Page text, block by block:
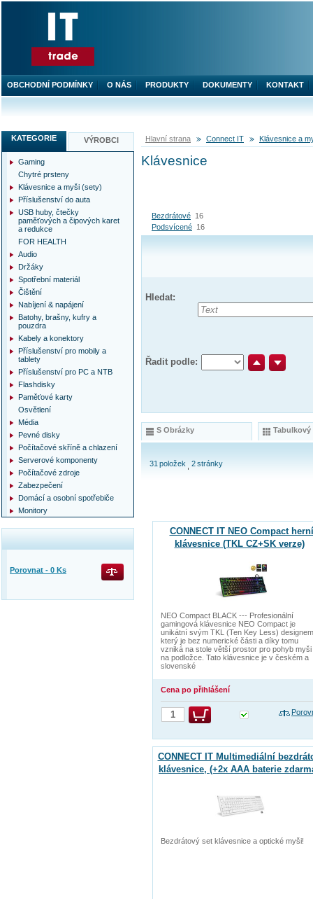
Hlavní strana Connect IT Klávesnice a
Klávesnice
Bezdrátové 16
Podsvícené 16
Hledat:
Řadit podle:
S Obrázky Tabulkový
31 položek 2stránky
CONNECT IT NEO Compact herní
klávesnice (TKL CZ+SK verze)
NEO Compact BLACK --- Profesionální
gamingová klávesnice NEO Compact je
unikátní svým TKL (Ten Key Less)
který je bez numerické části a díky tomu
vzniká na stole větší prostor pro pohyb myši
na podložce. Tato klávesnice je v českém a
slovenské
Cena po přihlášení
CONNECT IT Multimediální
klávesnice, (+2x AAA baterie
Bezdrátový set klávesnice a optické myši!
KATEGORIE VÝROBCI
Gaming
Chytré prsteny
Klávesnice a myši (sety)
Příslušenství do auta
USB huby, čtečky
paměťových a čipových karet
a redukce
FOR HEALTH
Audio
Držáky
Spotřební materiál
Čištění
Nabíjení & napájení
Batohy, brašny, kufry a
pouzdra
Kabely a konektory
Příslušenství pro mobily a
tablety
Příslušenství pro PC a NTB
Flashdisky
Paměťové karty
Osvětlení
Média
Pevné disky
Počítačové skříně a chlazení
Serverové komponenty
Počítačové zdroje
Zabezpečení
Domácí a osobní spotřebiče
Monitory
Porovnat - 0 Ks
OBCHODNÍ PODMÍNKY O NÁS PRODUKTY DOKUMENTY KONTAKT